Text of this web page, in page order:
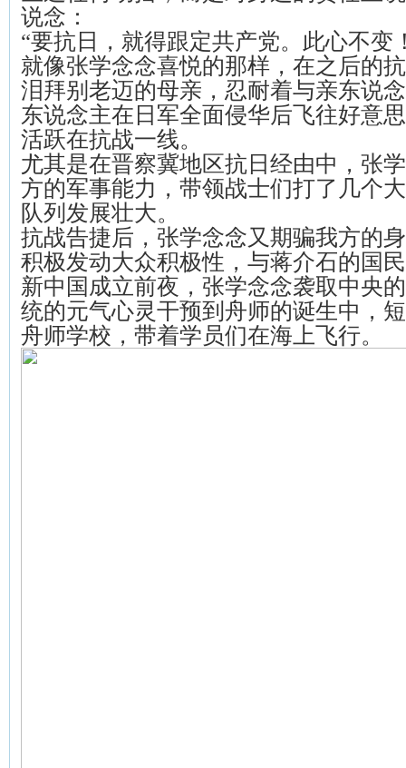
说念：
“要抗日，就得跟定共产党。此心不变
就像张学念念喜悦的那样，在之后的
泪拜别老迈的母亲，忍耐着与亲东说
东说念主在日军全面侵华后飞往好意
活跃在抗战一线。
尤其是在晋察冀地区抗日经由中，张
方的军事能力，带领战士们打了几个
队列发展壮大。
抗战告捷后，张学念念又期骗我方的
积极发动大众积极性，与蒋介石的国
新中国成立前夜，张学念念袭取中央
统的元气心灵干预到舟师的诞生中，
舟师学校，带着学员们在海上飞行。